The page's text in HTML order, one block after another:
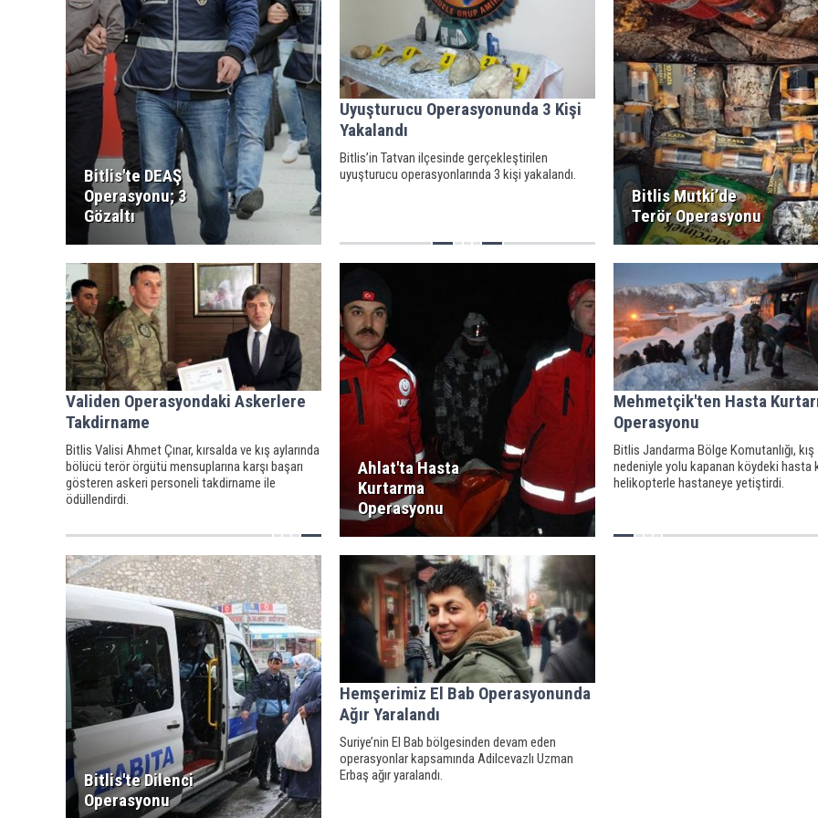
Bitlis'te DEAŞ
Operasyonu; 3
Gözaltı
Uyuşturucu Operasyonunda 3 Kişi
Yakalandı
Bitlis’in Tatvan ilçesinde gerçekleştirilen
uyuşturucu operasyonlarında 3 kişi yakalandı.
Bitlis Mutki’de
Terör Operasyonu
Validen Operasyondaki Askerlere
Takdirname
Bitlis Valisi Ahmet Çınar, kırsalda ve kış aylarında
bölücü terör örgütü mensuplarına karşı başarı
gösteren askeri personeli takdirname ile
ödüllendirdi.
Ahlat'ta Hasta
Kurtarma
Operasyonu
Mehmetçik'ten Hasta
Operasyonu
Bitlis Jandarma Bölge Komutanlığı, kış
nedeniyle yolu kapanan köydeki hasta
helikopterle hastaneye yetiştirdi.
Bitlis'te Dilenci
Operasyonu
Hemşerimiz El Bab Operasyonunda
Ağır Yaralandı
Suriye’nin El Bab bölgesinden devam eden
operasyonlar kapsamında Adilcevazlı Uzman
Erbaş ağır yaralandı.